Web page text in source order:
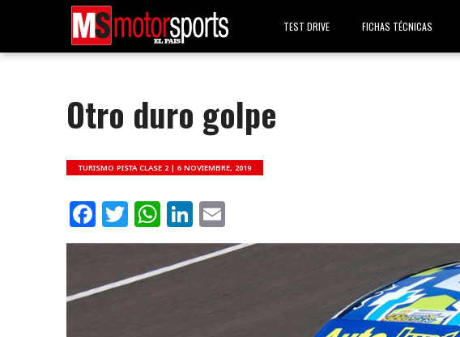
TEST DRIVE FICHAS TÉCNICAS
Otro duro golpe
TURISMO PISTA CLASE 2 |6 NOVIEMBRE, 2019
Facebook
Twitter
WhatsApp
LinkedIn